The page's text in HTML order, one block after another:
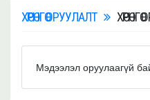
ХӨРӨНГӨ ОРУУЛАЛТ
Мэдээлэл оруулаагүй